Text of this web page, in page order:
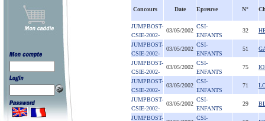
Concours Date Epreuve N°
JUMPBOST-
CSIE-2002-
03/05/2002
CSI-
ENFANTS
32
JUMPBOST-
CSIE-2002-
03/05/2002
CSI-
ENFANTS
51
JUMPBOST-
CSIE-2002-
03/05/2002
CSI-
ENFANTS
75
JUMPBOST-
CSIE-2002-
03/05/2002
CSI-
ENFANTS
71
JUMPBOST-
CSIE-2002-
03/05/2002
CSI-
ENFANTS
29
JUMPBOST-
CSI-